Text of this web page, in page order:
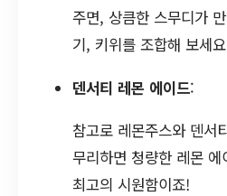
주면, 상큼한 스무디가
기, 키위를 조합해 보세
덴서티 레몬 에이드:
참고로 레몬주스와 덴서
무리하면 청량한 레몬
최고의 시원함이죠!